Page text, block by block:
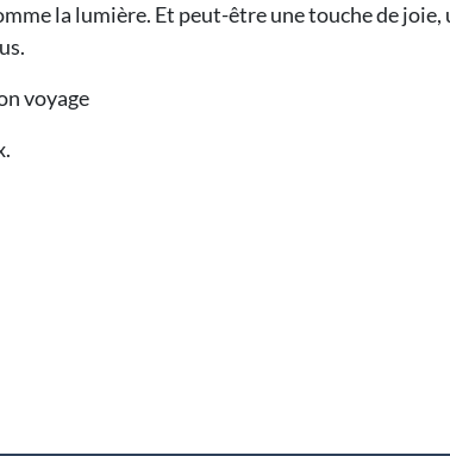
la lumière. Et peut-être une touche de
voyage